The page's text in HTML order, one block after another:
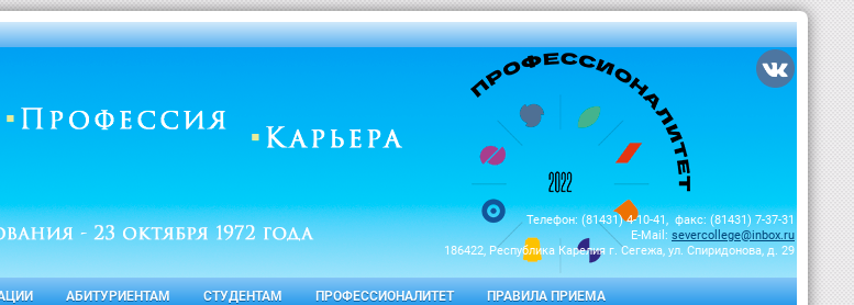
Телефон: (81431) 4-10-41, факс: (81431) 7-37-31
E-Mail: severcollege@inbox.ru
186422, Республика Карелия г. Сегежа, ул. Спиридонова, д. 29
АБИТУРИЕНТАМ СТУДЕНТАМ ПРОФЕССИОНАЛИТЕТ ПРАВИЛА ПРИЕМА